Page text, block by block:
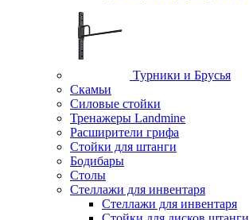
Турники и Брусья
Скамьи
Силовые стойки
Тренажеры Landmine
Расширители грифа
Стойки для штанги
Бодибары
Столы
Стеллажи для инвентаря
Стеллажи для инвентаря